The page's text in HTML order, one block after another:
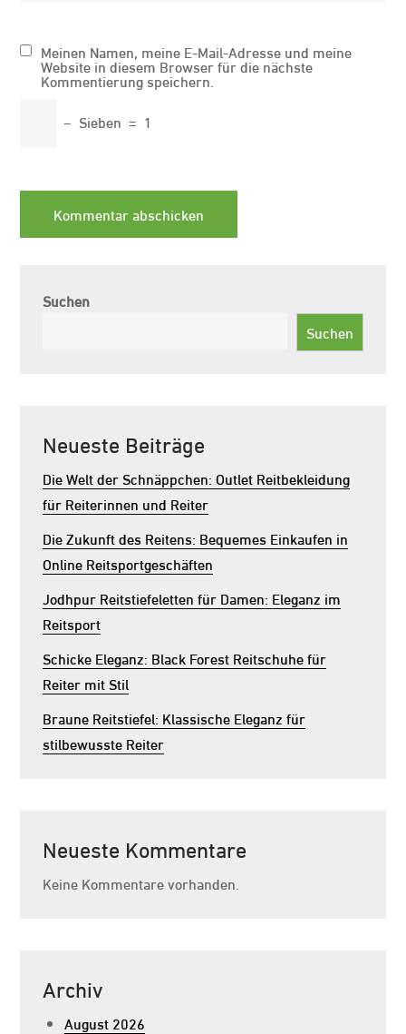
Meinen Namen, meine E-Mail-Adresse und meine
Website in diesem Browser für die nächste
Kommentierung speichern.
− Sieben = 1
Suchen
Suchen
Neueste Beiträge
Die Welt der Schnäppchen: Outlet Reitbekleidung
für Reiterinnen und Reiter
Die Zukunft des Reitens: Bequemes Einkaufen in
Online Reitsportgeschäften
Jodhpur Reitstiefeletten für Damen: Eleganz im
Reitsport
Schicke Eleganz: Black Forest Reitschuhe für
Reiter mit Stil
Braune Reitstiefel: Klassische Eleganz für
stilbewusste Reiter
Neueste Kommentare
Keine Kommentare vorhanden.
Archiv
August 2026